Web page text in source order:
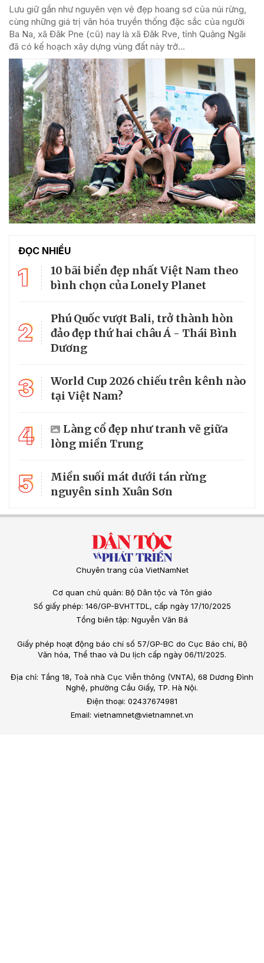
Lưu giữ gần như nguyên vẹn vẻ đẹp hoang sơ của núi rừng,
cùng những giá trị văn hóa truyền thống đặc sắc của người
Ba Na, xã Đăk Pne (cũ) nay là xã Đăk Rve, tỉnh Quảng Ngãi
đã có kế hoạch xây dựng vùng đất này trở...
ĐỌC NHIỀU
1
10 bãi biển đẹp nhất Việt Nam theo
bình chọn của Lonely Planet
2
Phú Quốc vượt Bali, trở thành hòn
đảo đẹp thứ hai châu Á - Thái Bình
Dương
3
World Cup 2026 chiếu trên kênh nào
tại Việt Nam?
4
Làng cổ đẹp như tranh vẽ giữa
lòng miền Trung
5
Miền suối mát dưới tán rừng
nguyên sinh Xuân Sơn
Chuyên trang của VietNamNet
Cơ quan chủ quản: Bộ Dân tộc và Tôn giáo
Số giấy phép: 146/GP-BVHTTDL, cấp ngày 17/10/2025
Tổng biên tập: Nguyễn Văn Bá
Giấy phép hoạt động báo chí số 57/GP-BC do Cục Báo chí, Bộ
Văn hóa, Thể thao và Du lịch cấp ngày 06/11/2025.
Địa chỉ: Tầng 18, Toà nhà Cục Viễn thông (VNTA), 68 Dương Đình
Nghệ, phường Cầu Giấy, TP. Hà Nội.
Điện thoại: 02437674981
Email: vietnamnet@vietnamnet.vn